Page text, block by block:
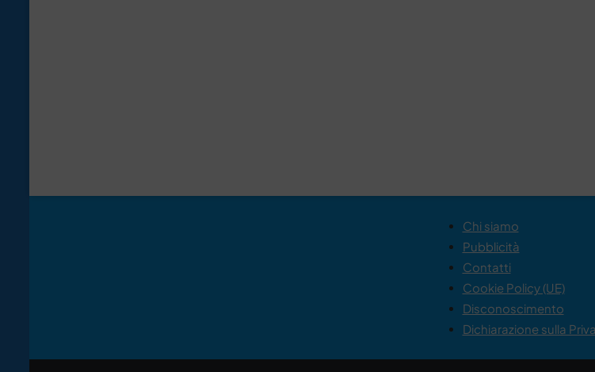
Chi siamo
Pubblicità
Contatti
Cookie Policy (UE)
Disconoscimento
Dichiarazione sulla